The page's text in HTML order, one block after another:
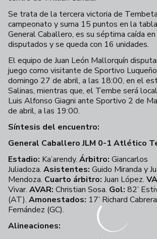
Se trata de la tercera victoria de
campeonato y suma 15 puntos en la
General Caballero, es su séptima caída
disputados y se queda con 16 unidades.
El equipo de Juan León Mallorquín
juego como visitante de Sportivo
domingo 27 de abril, a las 18:00, en el
Salinas, mientras que, el Tembe será
Luis Alfonso Giagni ante Sportivo 2 de
de abril, a las 19:00.
Síntesis del encuentro:
General Caballero JLM 0-1 Atlético
Estadio: Ka’arendy. Árbitro: Giancarlos
Juliadoza. Asistentes: Guido Miranda y
Mendoza. Cuarto árbitro: Juan López.
Vivar. AVAR: Christian Sosa. Gol: 82’
(AT). Amonestados: 17’ Richard
Fernández (GC).
Alineaciones: